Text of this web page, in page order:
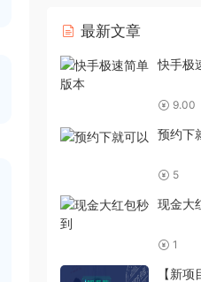
最新文章
快手极
9.00
预约下
5
现金大
1
【新